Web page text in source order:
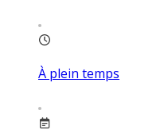
À plein temps